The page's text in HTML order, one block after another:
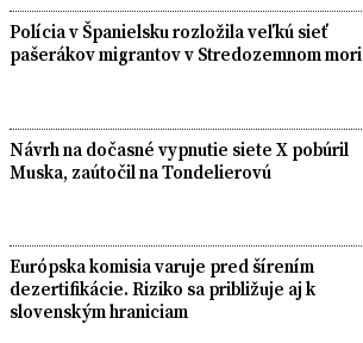
Polícia v Španielsku rozložila veľkú sieť
pašerákov migrantov v Stredozemnom mori
Návrh na dočasné vypnutie siete X pobúril
Muska, zaútočil na Tondelierovú
Európska komisia varuje pred šírením
dezertifikácie. Riziko sa približuje aj k
slovenským hraniciam